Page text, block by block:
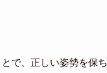
で、正しい姿勢を保ち